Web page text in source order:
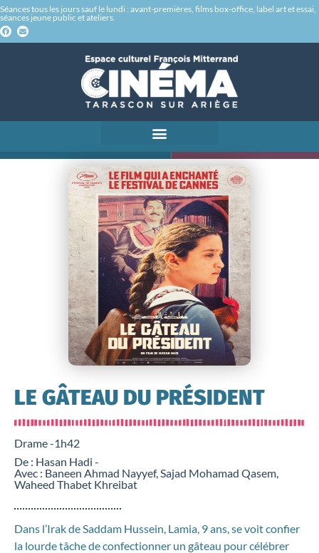
Séances tous les jours sauf le lundi : avant-premières, films box-office, label art et essai,
séances jeune public et ateliers.
LE GÂTEAU DU PRÉSIDENT
Drame -1h42
De : Hasan Hadi -
Avec : Baneen Ahmad Nayyef, Sajad Mohamad Qasem,
Waheed Thabet Khreibat
Dans l’Irak de Saddam Hussein, Lamia, 9 ans, se voit confier
la lourde tâche de confectionner un gâteau pour célébrer